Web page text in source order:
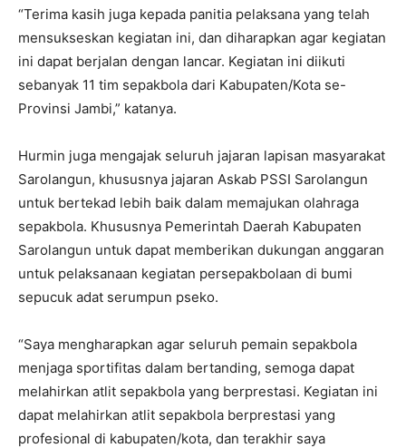
“Terima kasih juga kepada panitia pelaksana yang telah
mensukseskan kegiatan ini, dan diharapkan agar kegiatan
ini dapat berjalan dengan lancar. Kegiatan ini diikuti
sebanyak 11 tim sepakbola dari Kabupaten/Kota se-
Provinsi Jambi,” katanya.
Hurmin juga mengajak seluruh jajaran lapisan masyarakat
Sarolangun, khususnya jajaran Askab PSSI Sarolangun
untuk bertekad lebih baik dalam memajukan olahraga
sepakbola. Khususnya Pemerintah Daerah Kabupaten
Sarolangun untuk dapat memberikan dukungan anggaran
untuk pelaksanaan kegiatan persepakbolaan di bumi
sepucuk adat serumpun pseko.
“Saya mengharapkan agar seluruh pemain sepakbola
menjaga sportifitas dalam bertanding, semoga dapat
melahirkan atlit sepakbola yang berprestasi. Kegiatan ini
dapat melahirkan atlit sepakbola berprestasi yang
profesional di kabupaten/kota, dan terakhir saya